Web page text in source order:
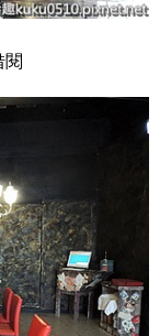
閱